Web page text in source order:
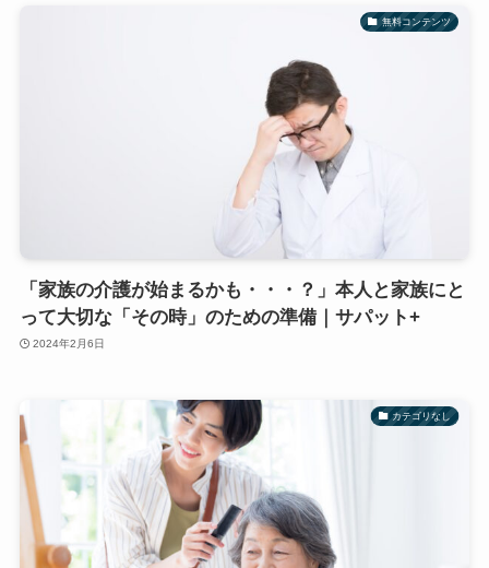
無料コンテンツ
「家族の介護が始まるかも・・・？」本人と家族にと
って大切な「その時」のための準備｜サパット+
2024年2月6日
カテゴリなし